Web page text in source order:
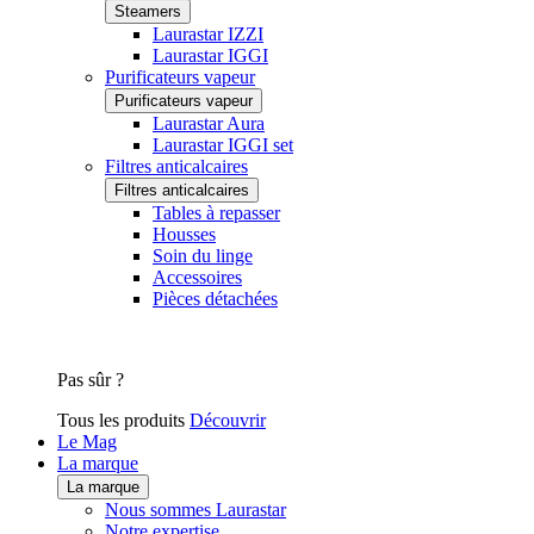
Steamers
Laurastar IZZI
Laurastar IGGI
Purificateurs vapeur
Purificateurs vapeur
Laurastar Aura
Laurastar IGGI set
Filtres anticalcaires
Filtres anticalcaires
Tables à repasser
Housses
Soin du linge
Accessoires
Pièces détachées
Pas sûr ?
Tous les produits Découvrir
Le Mag
La marque
La marque
Nous sommes Laurastar